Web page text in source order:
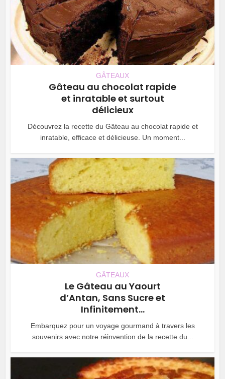
GÂTEAUX
Gâteau au chocolat rapide
et inratable et surtout
délicieux
Découvrez la recette du Gâteau au chocolat rapide et
inratable, efficace et délicieuse. Un moment...
GÂTEAUX
Le Gâteau au Yaourt
d’Antan, Sans Sucre et
Infinitement...
Embarquez pour un voyage gourmand à travers les
souvenirs avec notre réinvention de la recette du...